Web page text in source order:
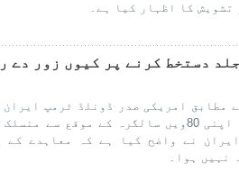
تشویش کا اظہار کیا ہے۔
دستخط کرنے پر کیوں زور دے
مطابق امریکی صدر ڈونلڈ ٹرمپ ایران
معاہدے پر دستخط کو اپنی 80ویں سالگرہ کے موقع سے
نے واضح کیا ہے کہ معاہدے کے
نہیں ہوا۔